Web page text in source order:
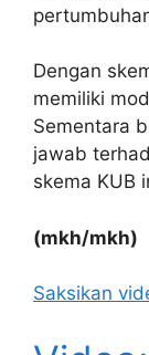
Dengan
memiliki
Sementara
jawab
skema KUB
(mkh/mkh)
Saksikan